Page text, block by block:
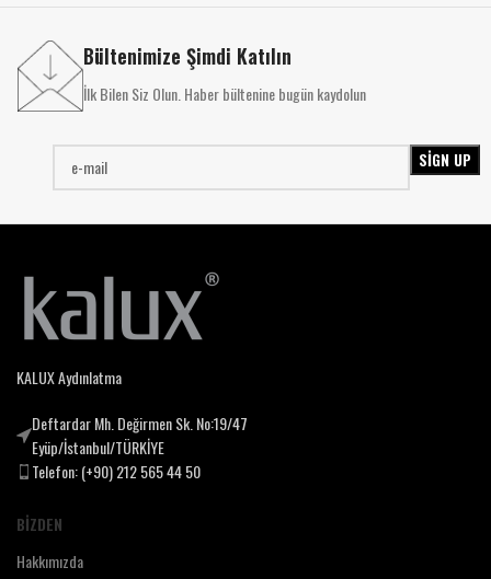
Bültenimize Şimdi Katılın
İlk Bilen Siz Olun. Haber bültenine bugün kaydolun
KALUX Aydınlatma
Deftardar Mh. Değirmen Sk. No:19/47
Eyüp/İstanbul/TÜRKİYE
Telefon: (+90) 212 565 44 50
BIZDEN
Hakkımızda